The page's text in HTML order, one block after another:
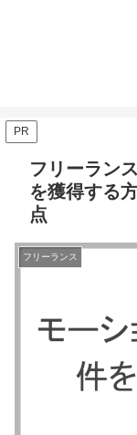
PR
フリーラン
を獲得する
点
フリーランス